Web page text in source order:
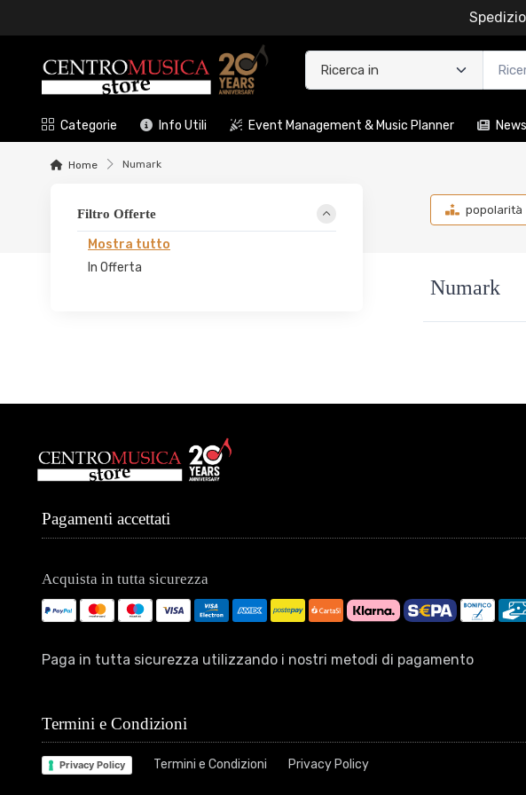
Categorie Info Utili Event Management & Music Planner News
Home Numark
Filtro Offerte
Mostra tutto
In Offerta
popolarità
Numark
Pagamenti accettati
Acquista in tutta sicurezza
Paga in tutta sicurezza utilizzando i nostri metodi di pagamento
Termini e Condizioni
Privacy Policy Termini e Condizioni Privacy Policy